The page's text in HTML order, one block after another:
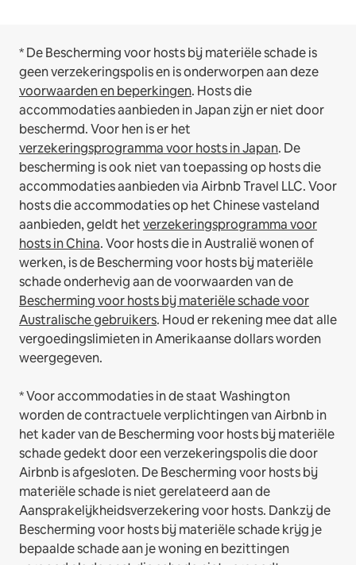
* De Bescherming voor hosts bij materiële schade is
geen verzekeringspolis en is onderworpen aan deze
voorwaarden en beperkingen. Hosts die
accommodaties aanbieden in Japan zijn er niet door
beschermd. Voor hen is er het
verzekeringsprogramma voor hosts in Japan. De
bescherming is ook niet van toepassing op hosts die
accommodaties aanbieden via Airbnb Travel LLC.Voor
hosts die accommodaties op het Chinese vasteland
aanbieden, geldt hetverzekeringsprogramma voor
hosts in China.Voor hosts die in Australië wonen of
werken, is de Bescherming voor hosts bij materiële
schade onderhevig aan de voorwaarden van de
Bescherming voor hosts bij materiële schade voor
Australische gebruikers. Houd er rekening mee dat alle
vergoedingslimieten in Amerikaanse dollars worden
weergegeven.
* Voor accommodaties in de staat Washington
worden de contractuele verplichtingen van Airbnb in
het kader van de Bescherming voor hosts bij materiële
schade gedekt door een verzekeringspolis die door
Airbnb is afgesloten. De Bescherming voor hosts bij
materiële schade is niet gerelateerd aan de
Aansprakelijkheidsverzekering voor hosts. Dankzij de
Bescherming voor hosts bij materiële schade krijg je
bepaalde schade aan je woning en bezittingen